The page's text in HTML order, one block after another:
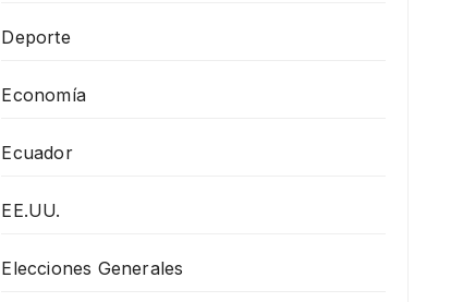
Deporte
Economía
Ecuador
EE.UU.
Elecciones Generales